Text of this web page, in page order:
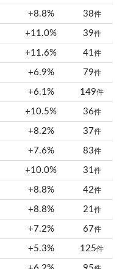
+8.8% 38件
+11.0% 39件
+11.6% 41 件
+6.9% 79件
+6.1% 149件
+10.5% 36件
+8.2% 37件
+7.6% 83件
+10.0% 31 件
+8.8% 42件
+8.8% 21 件
+7.2% 67件
+5.3% 125件